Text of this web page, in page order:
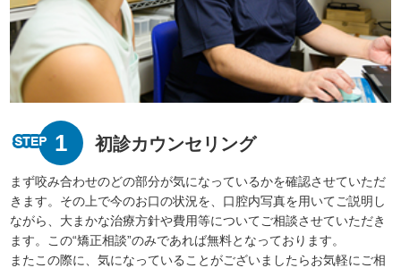
1 初診カウンセリング
まず咬み合わせのどの部分が気になっているかを確認させていただ
きます。その上で今のお口の状況を、口腔内写真を用いてご説明し
ながら、大まかな治療方針や費用等についてご相談させていただき
ます。この“矯正相談”のみであれば無料となっております。
またこの際に、気になっていることがございましたらお気軽にご相